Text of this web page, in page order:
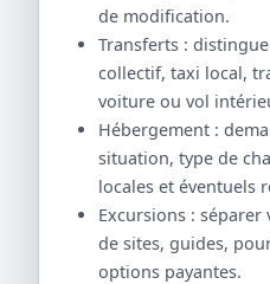
de modification.
Transferts :
collectif, taxi local,
voiture ou vol
Hébergement :
situation, type de
locales et éventuels
Excursions : séparer
de sites, guides,
options payantes.